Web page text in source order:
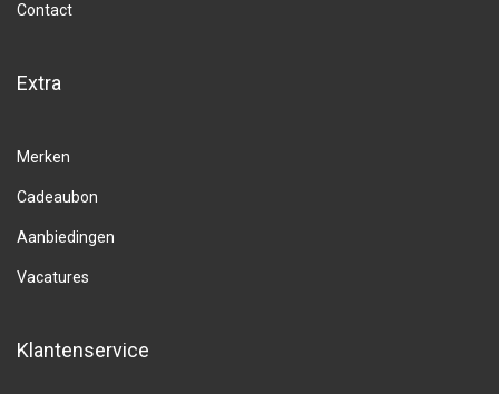
Contact
Extra
Merken
Cadeaubon
Aanbiedingen
Vacatures
Klantenservice